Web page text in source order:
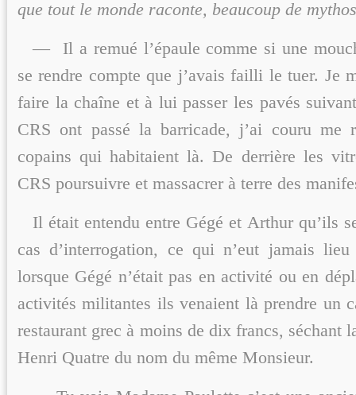
que tout le monde raconte, beaucoup de
— Il a remué l’épaule comme si une
se rendre compte que j’avais failli le tuer. Je
faire la chaîne et à lui passer les pavés
CRS ont passé la barricade, j’ai couru me
copains qui habitaient là. De derrière les
CRS poursuivre et massacrer à terre des
Il était entendu entre Gégé et Arthur qu’ils
cas d’interrogation, ce qui n’eut jamais
lorsque Gégé n’était pas en activité ou en
activités militantes ils venaient là prendre un
restaurant grec à moins de dix francs, séchant
Henri Quatre du nom du même Monsieur.